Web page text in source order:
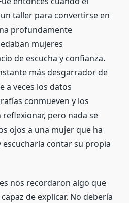
taller para convertirse en
profundamente
mujeres
de escucha y confianza.
más desgarrador de
a veces los datos
conmueven y los
pero nada se
ojos a una mujer que ha
contar su propia
nos recordaron algo que
de explicar. No debería